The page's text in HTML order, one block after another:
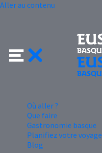
Aller au contenu
Où aller ?
Que faire
Gastronomie basque
Planifiez votre voyage
Blog